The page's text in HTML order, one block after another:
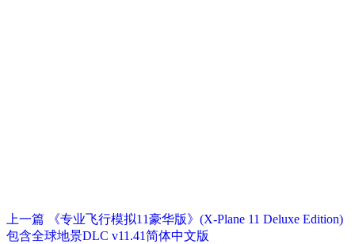
上一篇
《专业飞行模拟11豪华版》(X-Plane 11 Deluxe Edition)
包含全球地景DLC v11.41简体中文版